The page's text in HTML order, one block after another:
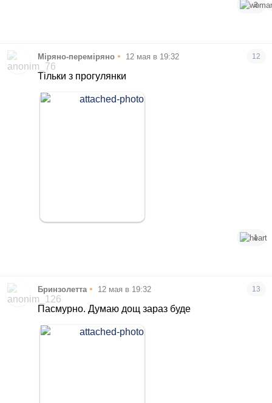
3
Міряно-переміряно • 12 мая в 19:32 12
Тільки з прогулянки
1
Бринзолетта • 12 мая в 19:32 13
Пасмурно. Думаю дощ зараз буде